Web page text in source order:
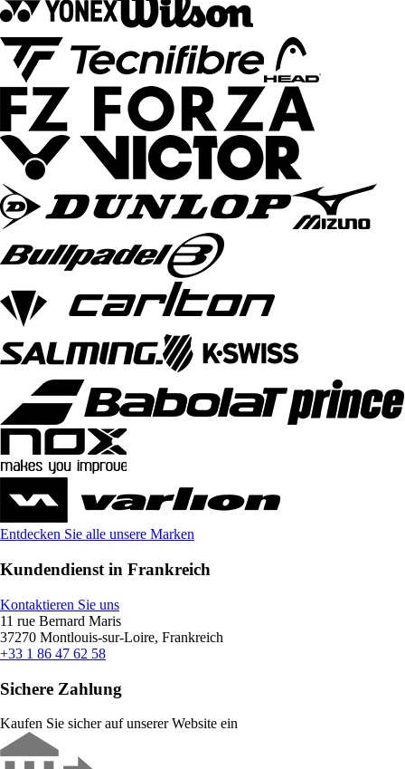
Entdecken Sie alle unsere Marken
Kundendienst in Frankreich
Kontaktieren Sie uns
11 rue Bernard Maris
37270 Montlouis-sur-Loire, Frankreich
+33 1 86 47 62 58
Sichere Zahlung
Kaufen Sie sicher auf unserer Website ein